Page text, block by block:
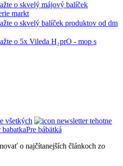
o skvelý májový balíček
markt
o skvelý balíček produktov od dm
o 5x Vileda H₂prO - mop s
všetkých
Pre bábätká
o najčítanejších článkoch zo